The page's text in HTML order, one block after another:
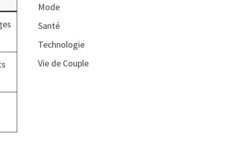
Mode
Santé
Technologie
Vie de Couple